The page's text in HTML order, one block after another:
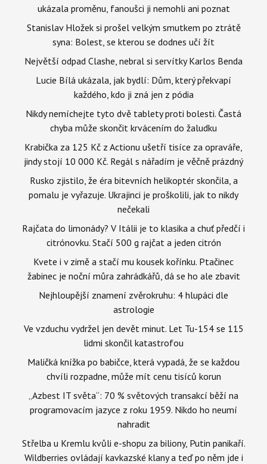
ukázala proměnu, fanoušci ji nemohli ani poznat
Stanislav Hložek si prošel velkým smutkem po ztrátě
syna: Bolest, se kterou se dodnes učí žít
Největší odpad Clashe, nebral si servítky Karlos Benda
Lucie Bílá ukázala, jak bydlí: Dům, který překvapí
každého, kdo ji zná jen z pódia
Nikdy nemíchejte tyto dvě tablety proti bolesti. Častá
chyba může skončit krvácením do žaludku
Krabička za 125 Kč z Actionu ušetří tisíce za opraváře,
jindy stojí 10 000 Kč. Regál s nářadím je věčně prázdný
Rusko zjistilo, že éra bitevních helikoptér skončila, a
pomalu je vyřazuje. Ukrajinci je proškolili, jak to nikdy
nečekali
Rajčata do limonády? V Itálii je to klasika a chuť předčí i
citrónovku. Stačí 500 g rajčat a jeden citrón
Kvete i v zimě a stačí mu kousek kořínku. Ptačinec
žabinec je noční můra zahrádkářů, dá se ho ale zbavit
Nejhloupější znamení zvěrokruhu: 4 hlupáci dle
astrologie
Ve vzduchu vydržel jen devět minut. Let Tu-154 se 115
lidmi skončil katastrofou
Maličká knížka po babičce, která vypadá, že se každou
chvíli rozpadne, může mít cenu tisíců korun
„Azbest IT světa“: 70 % světových transakcí běží na
programovacím jazyce z roku 1959. Nikdo ho neumí
nahradit
Střelba u Kremlu kvůli e-shopu za biliony, Putin panikaří.
Wildberries ovládají kavkazské klany a teď po něm jde i